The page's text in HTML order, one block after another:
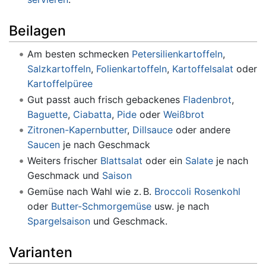
Beilagen
Am besten schmecken Petersilienkartoffeln,
Salzkartoffeln, Folienkartoffeln, Kartoffelsalat oder
Kartoffelpüree
Gut passt auch frisch gebackenes Fladenbrot,
Baguette, Ciabatta, Pideoder Weißbrot
Zitronen-Kapernbutter, Dillsauceoder andere
Saucenje nach Geschmack
Weiters frischer Blattsalat oder ein Salateje nach
Geschmack und Saison
Gemüse nach Wahl wie z. B. Broccoli Rosenkohl
oder Butter-Schmorgemüseusw. je nach
Spargelsaisonund Geschmack.
Varianten